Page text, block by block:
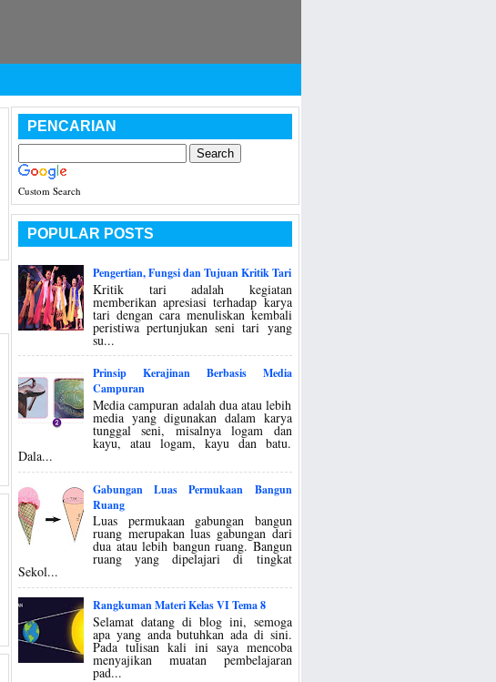
PENCARIAN
Custom Search
POPULAR POSTS
Pengertian, Fungsi dan Tujuan Kritik Tari
Kritik tari adalah kegiatan
memberikan apresiasi terhadap karya
tari dengan cara menuliskan kembali
peristiwa pertunjukan seni tari yang
su...
Prinsip Kerajinan Berbasis Media
Campuran
Media campuran adalah dua atau lebih
media yang digunakan dalam karya
tunggal seni, misalnya logam dan
kayu, atau logam, kayu dan batu.
Dala...
Gabungan Luas Permukaan Bangun
Ruang
Luas permukaan gabungan bangun
ruang merupakan luas gabungan dari
dua atau lebih bangun ruang. Bangun
ruang yang dipelajari di tingkat
Sekol...
Rangkuman Materi Kelas VI Tema 8
Selamat datang di blog ini, semoga
apa yang anda butuhkan ada di sini.
Pada tulisan kali ini saya mencoba
menyajikan muatan pembelajaran
pad...